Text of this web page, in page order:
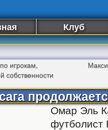
Клуб
игрокам,
собственности
Омар Эль
футболист